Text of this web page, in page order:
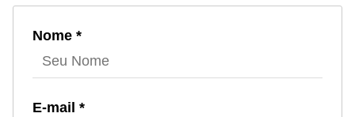
Nome *
E-mail *